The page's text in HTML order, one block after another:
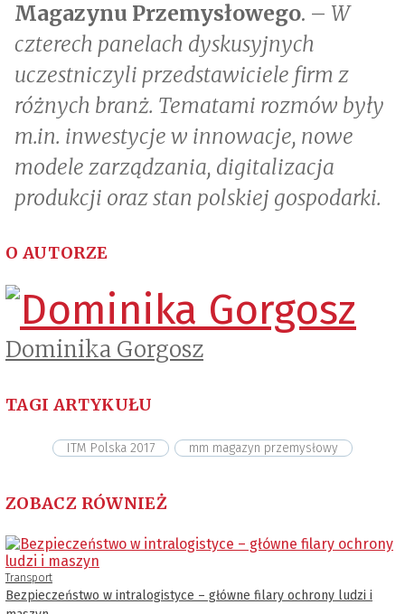
Magazynu Przemysłowego. – W
czterech panelach dyskusyjnych
uczestniczyli przedstawiciele firm z
różnych branż. Tematami rozmów były
m.in. inwestycje w innowacje, nowe
modele zarządzania, digitalizacja
produkcji oraz stan polskiej gospodarki.
O AUTORZE
Dominika Gorgosz
TAGI ARTYKUŁU
ITM Polska 2017 mm magazyn przemysłowy
ZOBACZ RÓWNIEŻ
Transport
Bezpieczeństwo w intralogistyce – główne filary ochrony ludzi i